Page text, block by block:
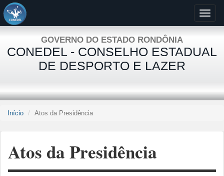
GOVERNO DO ESTADO RONDÔNIA
CONEDEL - CONSELHO ESTADUAL
DE DESPORTO E LAZER
Início Atos da Presidência
Atos da Presidência